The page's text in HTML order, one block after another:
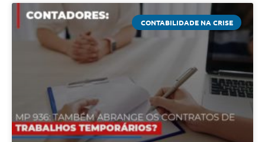
CONTABILIDADE NA CRISE